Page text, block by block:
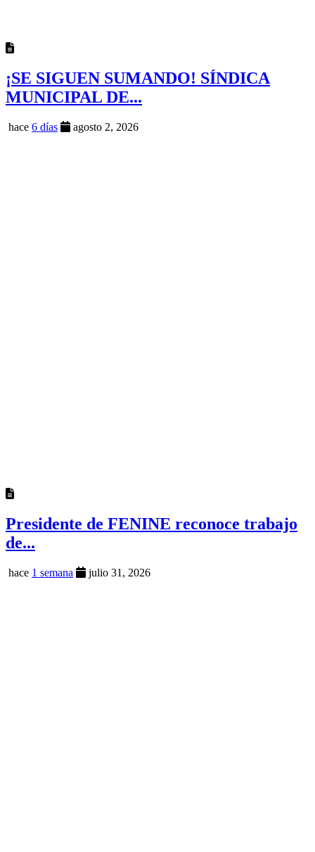
¡SE SIGUEN SUMANDO! SÍNDICA
MUNICIPAL DE...
hace 6 días agosto 2, 2026
Presidente de FENINE reconoce trabajo
de...
hace 1 semana julio 31, 2026